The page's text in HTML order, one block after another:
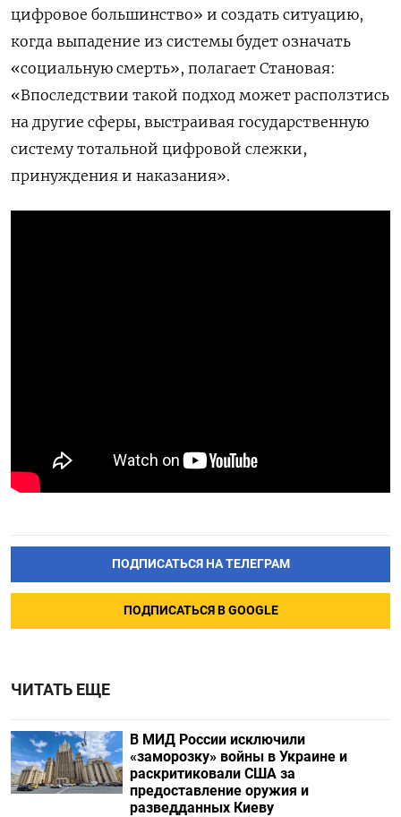
цифровое большинство» и создать ситуацию,
когда выпадение из системы будет означать
«социальную смерть», полагает Становая:
«Впоследствии такой подход может расползтись
на другие сферы, выстраивая государственную
систему тотальной цифровой слежки,
принуждения и наказания».
ПОДПИСАТЬСЯ НА ТЕЛЕГРАМ
ПОДПИСАТЬСЯ В GOOGLE
ЧИТАТЬ ЕЩЕ
В МИД России исключили
«заморозку» войны в Украине и
раскритиковали США за
предоставление оружия и
разведданных Киеву